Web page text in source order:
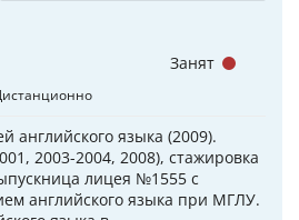
английского языка (2009).
2003-2004, 2008), стажировка
лицея №1555 с
английского языка при МГЛУ.
Занят